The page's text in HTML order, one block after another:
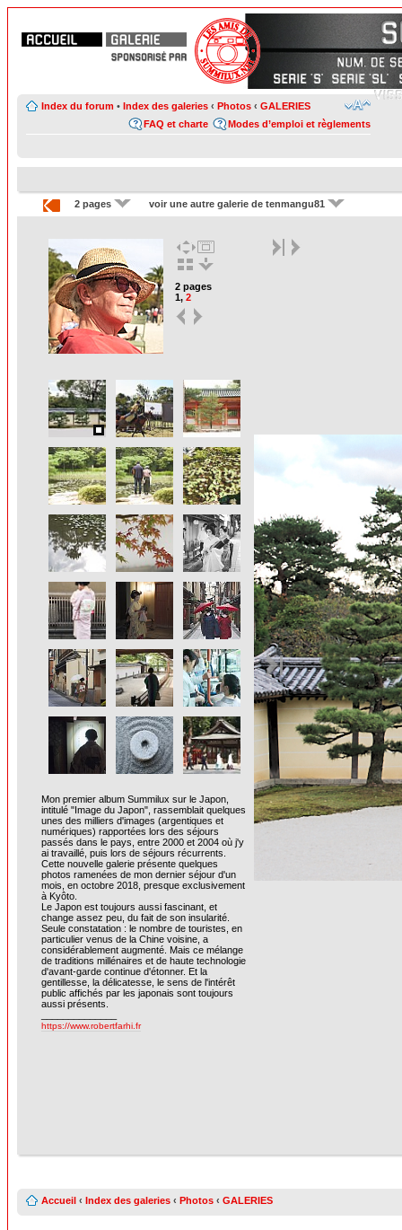
Index du forum • Index des galeries ‹ Photos ‹ GALERIES
Modes d’emploi et règlements
FAQ et charte
2 pages voir une autre galerie de tenmangu81
2 pages
1, 2
Mon premier album Summilux sur le Japon,
intitulé "Image du Japon", rassemblait quelques
unes des milliers d'images (argentiques et
numériques) rapportées lors des séjours
passés dans le pays, entre 2000 et 2004 où j'y
ai travaillé, puis lors de séjours récurrents.
Cette nouvelle galerie présente quelques
photos ramenées de mon dernier séjour d'un
mois, en octobre 2018, presque exclusivement
à Kyôto.
Le Japon est toujours aussi fascinant, et
change assez peu, du fait de son insularité.
Seule constatation : le nombre de touristes, en
particulier venus de la Chine voisine, a
considérablement augmenté. Mais ce mélange
de traditions millénaires et de haute technologie
d'avant-garde continue d'étonner. Et la
gentillesse, la délicatesse, le sens de l'intérêt
public affichés par les japonais sont toujours
aussi présents.
https://www.robertfarhi.fr
Accueil ‹ Index des galeries ‹ Photos ‹ GALERIES